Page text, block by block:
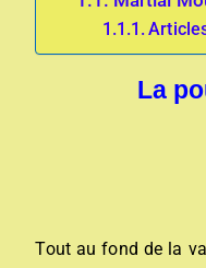
La
Tout au fond de la